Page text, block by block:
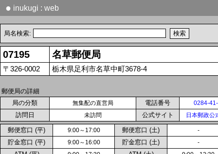
● inukugi : web
局名検索:
07195 名草郵便局
〒326-0002 栃木県足利市名草中町3678-4
郵便局の詳細
局の分類
無集配の直営局 電話番号 0284-
訪問日 未訪問 公式サイト 日本郵政公
郵便窓口 (平) 9:00～17:00 郵便窓口 (土) -
貯金窓口 (平) 9:00～16:00 貯金窓口 (土) -